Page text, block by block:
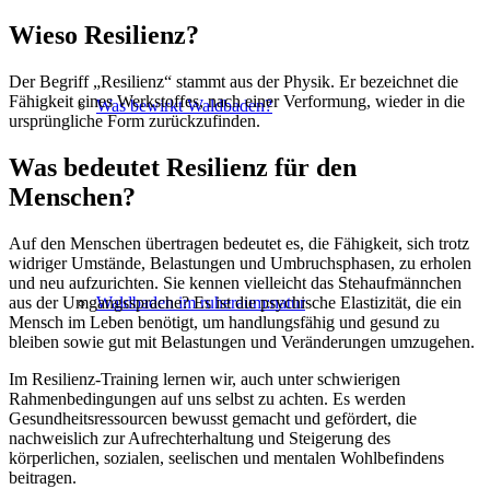
Was bewirkt Waldbaden?
Waldbaden im ruheraum:natur
Wieso Resilienz?
Der Begriff „Resilienz“ stammt aus der Physik. Er bezeichnet die
Fähigkeit eines Werkstoffes, nach einer Verformung, wieder in die
ursprüngliche Form zurückzufinden.
Was bedeutet Resilienz für den
Menschen?
Auf den Menschen übertragen bedeutet es, die Fähigkeit, sich trotz
widriger Umstände, Belastungen und Umbruchsphasen, zu erholen
und neu aufzurichten. Sie kennen vielleicht das Stehaufmännchen
aus der Umgangssprache? Es ist die psychische Elastizität, die ein
Mensch im Leben benötigt, um handlungsfähig und gesund zu
bleiben sowie gut mit Belastungen und Veränderungen umzugehen.
Im Resilienz-Training lernen wir, auch unter schwierigen
Rahmenbedingungen auf uns selbst zu achten. Es werden
Gesundheitsressourcen bewusst gemacht und gefördert, die
nachweislich zur Aufrechterhaltung und Steigerung des
körperlichen, sozialen, seelischen und mentalen Wohlbefindens
beitragen.